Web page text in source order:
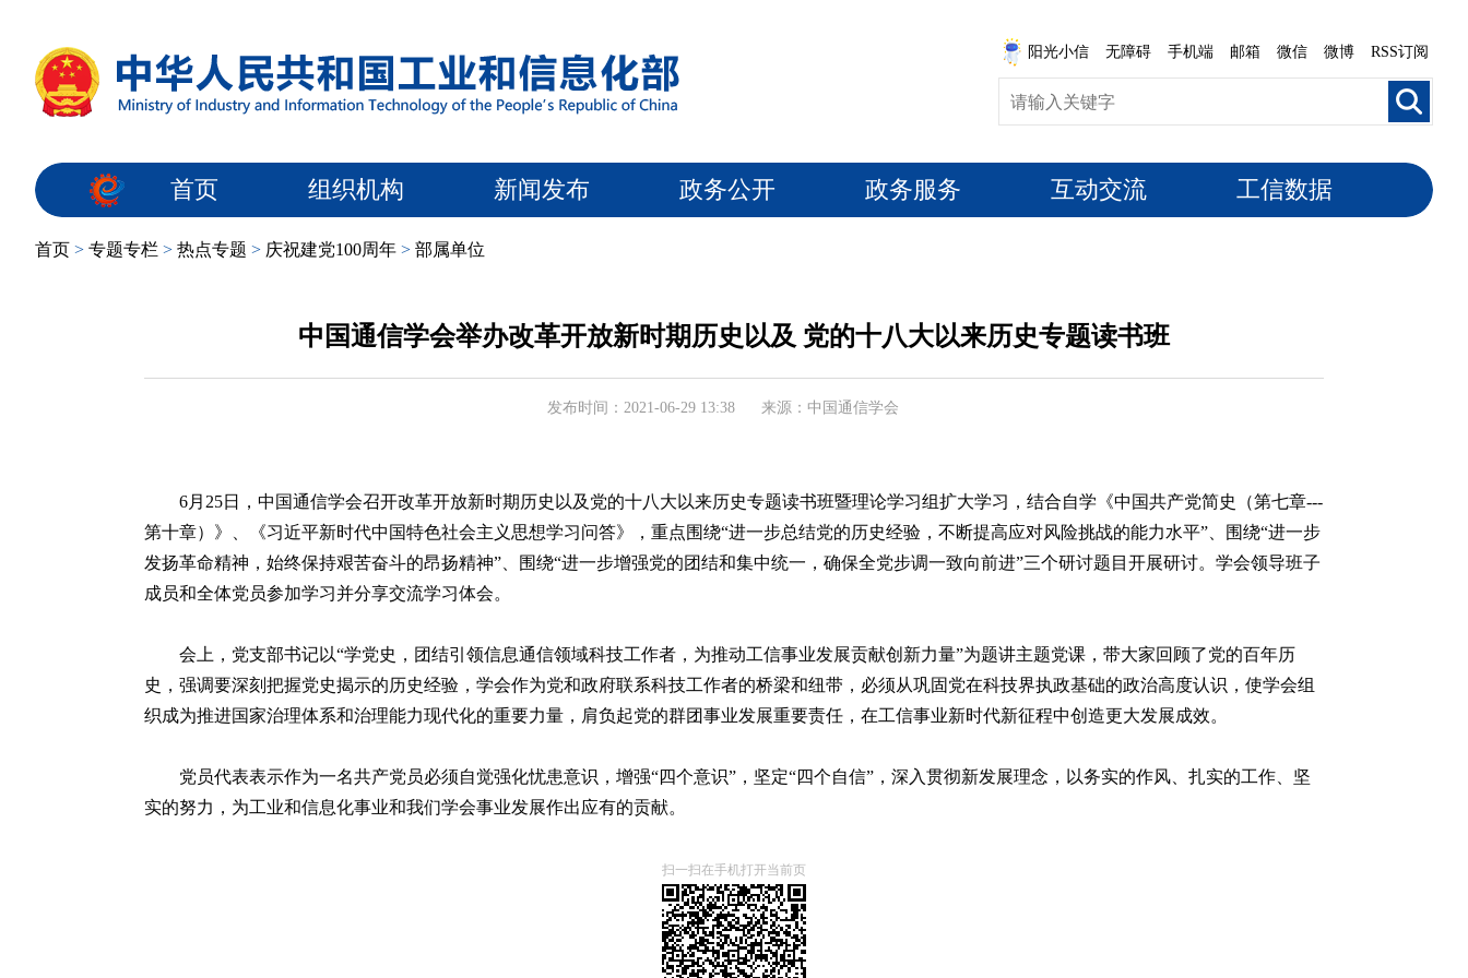
阳光小信 无障碍 手机端 邮箱 微信 微博 RSS订阅
首页 组织机构 新闻发布 政务公开 政务服务 互动交流 工信数据
首页 > 专题专栏 > 热点专题 > 庆祝建党100周年 > 部属单位
中国通信学会举办改革开放新时期历史以及 党的十八大以来历史专题读书班
发布时间：2021-06-29 13:38 来源：中国通信学会
6月25日，中国通信学会召开改革开放新时期历史以及党的十八大以来历史专题读书班暨理论学习组扩大学习，结合自学《中国共产党简史（第七章---
第十章）》、《习近平新时代中国特色社会主义思想学习问答》，重点围绕“进一步总结党的历史经验，不断提高应对风险挑战的能力水平”、围绕“进一步
发扬革命精神，始终保持艰苦奋斗的昂扬精神”、围绕“进一步增强党的团结和集中统一，确保全党步调一致向前进”三个研讨题目开展研讨。学会领导班子
成员和全体党员参加学习并分享交流学习体会。
会上，党支部书记以“学党史，团结引领信息通信领域科技工作者，为推动工信事业发展贡献创新力量”为题讲主题党课，带大家回顾了党的百年历
史，强调要深刻把握党史揭示的历史经验，学会作为党和政府联系科技工作者的桥梁和纽带，必须从巩固党在科技界执政基础的政治高度认识，使学会组
织成为推进国家治理体系和治理能力现代化的重要力量，肩负起党的群团事业发展重要责任，在工信事业新时代新征程中创造更大发展成效。
党员代表表示作为一名共产党员必须自觉强化忧患意识，增强“四个意识”，坚定“四个自信”，深入贯彻新发展理念，以务实的作风、扎实的工作、坚
实的努力，为工业和信息化事业和我们学会事业发展作出应有的贡献。
扫一扫在手机打开当前页